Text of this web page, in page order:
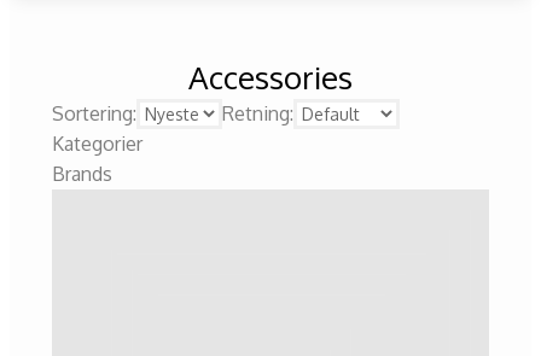
Accessories
Sortering:
Retning:
Kategorier
Brands